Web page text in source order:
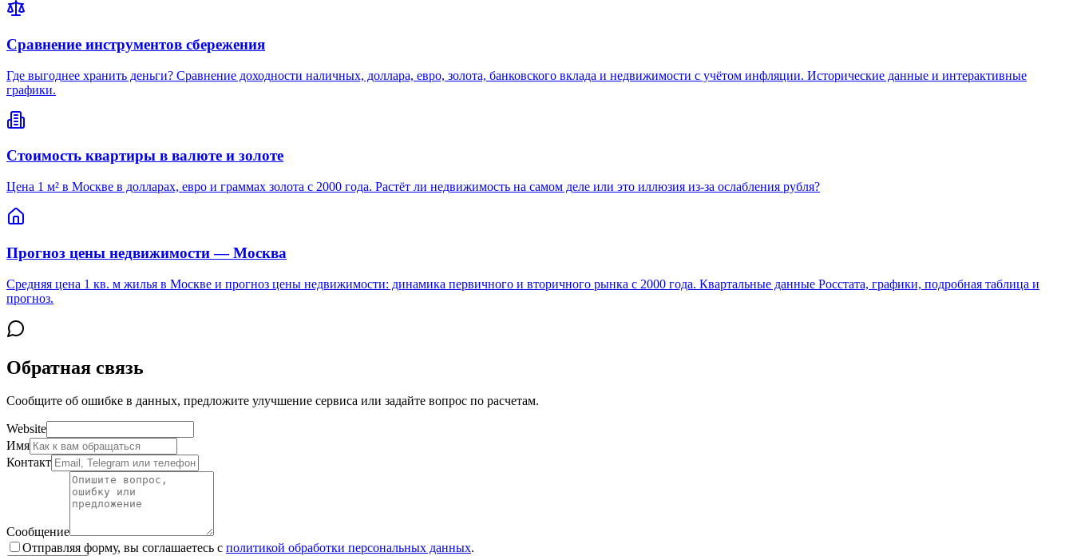
Сравнение инструментов сбережения
Где выгоднее хранить деньги? Сравнение доходности наличных, доллара, евро, золота, банковского вклада и недвижимости с учётом инфляции. Исторические данные и интерактивные
графики.
Стоимость квартиры в валюте и золоте
Цена 1 м² в Москве в долларах, евро и граммах золота с 2000 года. Растёт ли недвижимость на самом деле или это иллюзия из-за ослабления рубля?
Прогноз цены недвижимости — Москва
Средняя цена 1 кв. м жилья в Москве и прогноз цены недвижимости: динамика первичного и вторичного рынка с 2000 года. Квартальные данные Росстата, графики, подробная таблица и
прогноз.
Обратная связь
Сообщите об ошибке в данных, предложите улучшение сервиса или задайте вопрос по расчетам.
Website
Имя
Контакт
Сообщение
Отправляя форму, вы соглашаетесь с политикой обработки персональных данных.